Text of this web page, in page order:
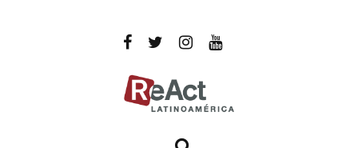
Por un mundo libre de infecciones intratables